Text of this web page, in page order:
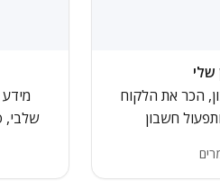
שלי
הכר את הלקוח
חשבון
שלבי,